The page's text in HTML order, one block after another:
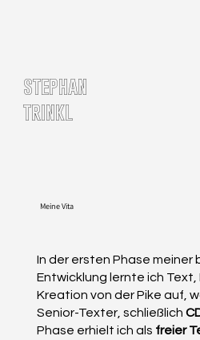
stephan
trinkl
Meine Vita
In der ersten Phase meiner
Entwicklung lernte ich
Kreation von der Pike auf,
Senior-Texter, schließlich
Phase erhielt ich als freier